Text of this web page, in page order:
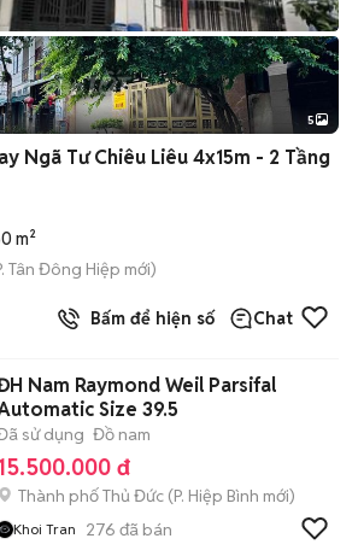
5
Ngã Tư Chiêu Liêu 4x15m - 2 Tầng
m²
Tân Đông Hiệp mới)
Bấm để hiện số Chat
Nam Raymond Weil Parsifal
Size 39.5
sử dụng Đồ nam
đ
Thành phố Thủ Đức (P. Hiệp Bình mới)
Khoi Tran 276 đã bán